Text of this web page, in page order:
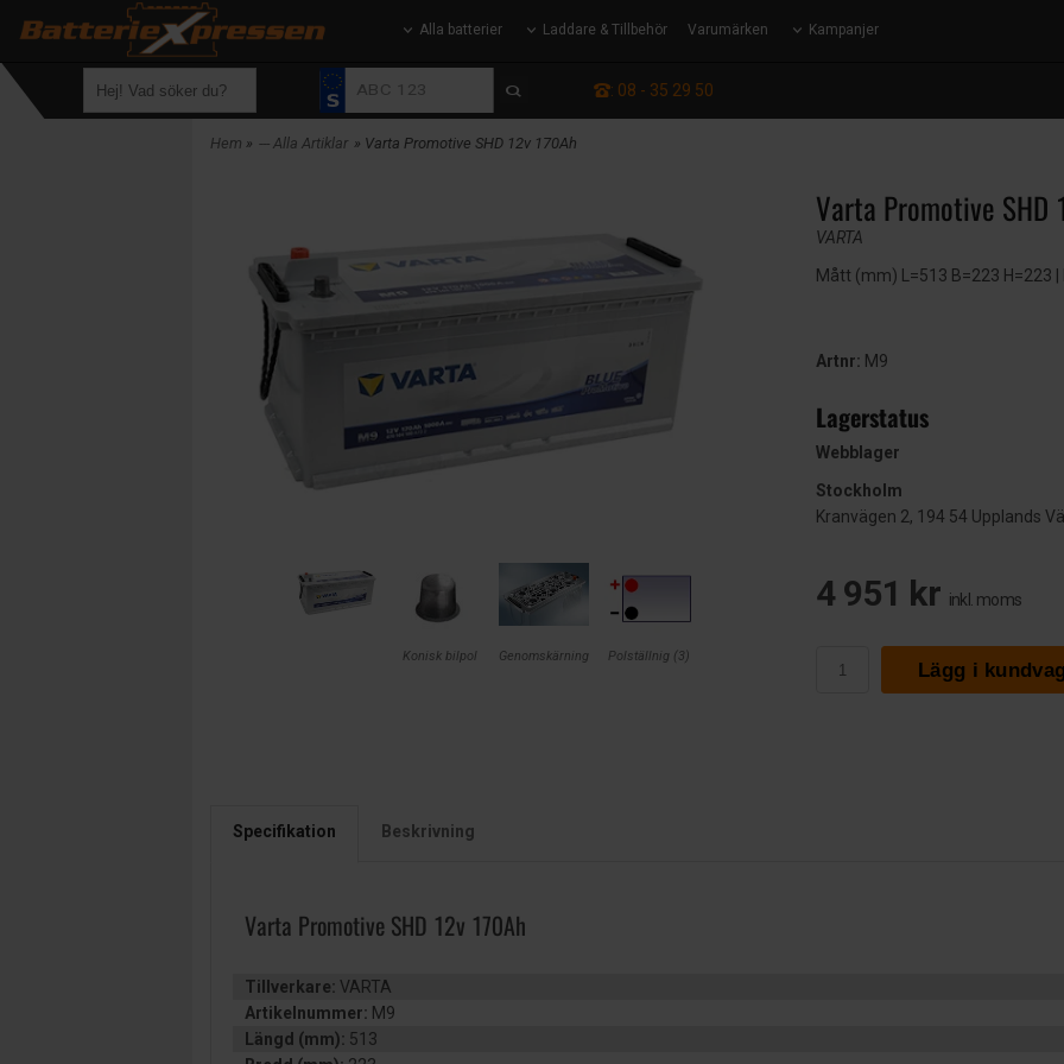
Alla batterier Laddare & Tillbehör Varumärken Kampanjer
: 08 - 35 29 50
Hem » --- Alla Artiklar » Varta Promotive SHD 12v 170Ah
Konisk bilpol Genomskärning Polställnig (3)
Varta Promotive SHD
VARTA
Mått (mm) L=513 B=223 H=223 |
Artnr: M9
Lagerstatus
Webblager
Stockholm
Kranvägen 2, 194 54 Upplands
4 951 kr inkl. moms
Lägg i
Specifikation Beskrivning
Varta Promotive SHD 12v 170Ah
Tillverkare: VARTA
Artikelnummer: M9
Längd (mm): 513